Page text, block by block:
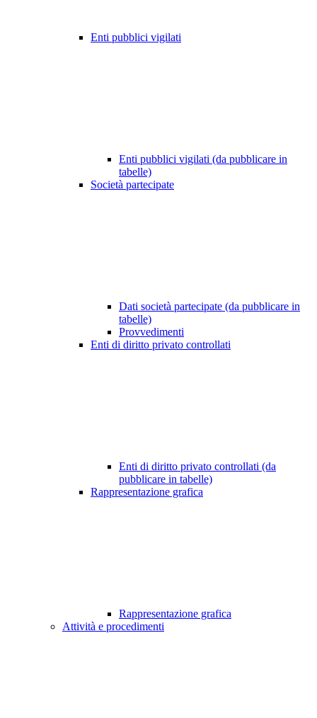
Enti pubblici vigilati
Enti pubblici vigilati (da pubblicare in
tabelle)
Società partecipate
Dati società partecipate (da pubblicare in
tabelle)
Provvedimenti
Enti di diritto privato controllati
Enti di diritto privato controllati (da
pubblicare in tabelle)
Rappresentazione grafica
Rappresentazione grafica
Attività e procedimenti